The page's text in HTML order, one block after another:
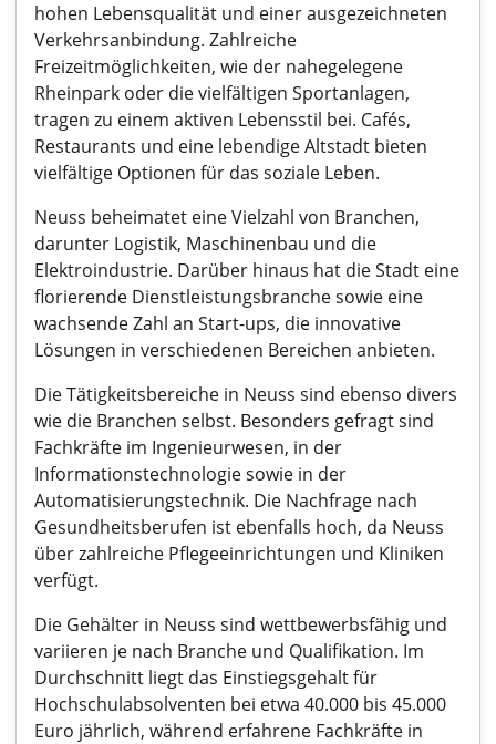
hohen Lebensqualität und einer ausgezeichneten
Verkehrsanbindung. Zahlreiche
Freizeitmöglichkeiten, wie der nahegelegene
Rheinpark oder die vielfältigen Sportanlagen,
tragen zu einem aktiven Lebensstil bei. Cafés,
Restaurants und eine lebendige Altstadt bieten
vielfältige Optionen für das soziale Leben.
Neuss beheimatet eine Vielzahl von Branchen,
darunter Logistik, Maschinenbau und die
Elektroindustrie. Darüber hinaus hat die Stadt eine
florierende Dienstleistungsbranche sowie eine
wachsende Zahl an Start-ups, die innovative
Lösungen in verschiedenen Bereichen anbieten.
Die Tätigkeitsbereiche in Neuss sind ebenso divers
wie die Branchen selbst. Besonders gefragt sind
Fachkräfte im Ingenieurwesen, in der
Informationstechnologie sowie in der
Automatisierungstechnik. Die Nachfrage nach
Gesundheitsberufen ist ebenfalls hoch, da Neuss
über zahlreiche Pflegeeinrichtungen und Kliniken
verfügt.
Die Gehälter in Neuss sind wettbewerbsfähig und
variieren je nach Branche und Qualifikation. Im
Durchschnitt liegt das Einstiegsgehalt für
Hochschulabsolventen bei etwa 40.000 bis 45.000
Euro jährlich, während erfahrene Fachkräfte in